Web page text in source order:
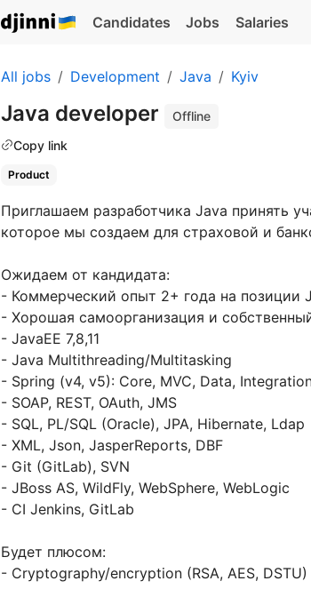
Candidates Jobs Salaries
All jobs Development Java Kyiv
Java developer
Offline
Copy link
Product
Приглашаем разработчика Java принять
которое мы создаем для страховой и
Ожидаем от кандидата:
- Коммерческий опыт 2+ года на позиции
- Хорошая самоорганизация и
- JavaEE 7,8,11
- Java Multithreading/Multitasking
- Spring (v4, v5): Core, MVC, Data,
- SOAP, REST, OAuth, JMS
- SQL, PL/SQL (Oracle), JPA, Hibernate, Ldap
- XML, Json, JasperReports, DBF
- Git (GitLab), SVN
- JBoss AS, WildFly, WebSphere, WebLogic
- CI Jenkins, GitLab
Будет плюсом:
- Cryptography/encryption (RSA, AES, DSTU)